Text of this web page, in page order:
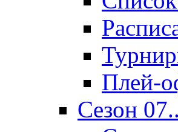
Плей-
Сезон